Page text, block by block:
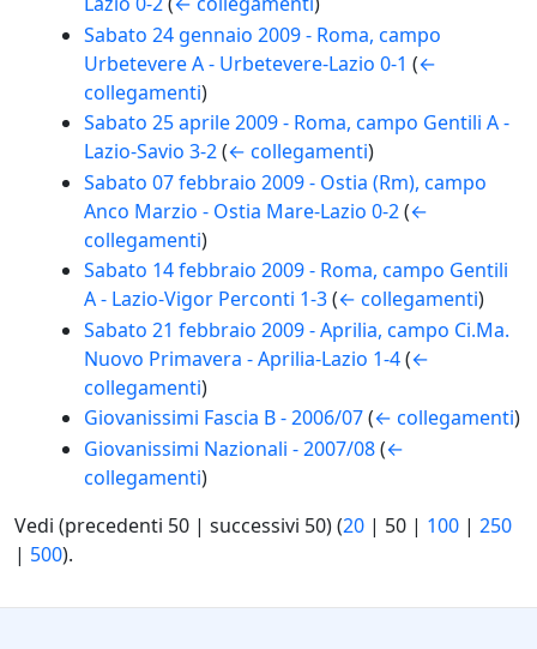
Sabato 24 gennaio 2009 - Roma, campo
Urbetevere A - Urbetevere-Lazio 0-1 (←
collegamenti)
Sabato 25 aprile 2009 - Roma, campo Gentili A -
Lazio-Savio 3-2 (← collegamenti)
Sabato 07 febbraio 2009 - Ostia (Rm), campo
Anco Marzio - Ostia Mare-Lazio 0-2 (←
collegamenti)
Sabato 14 febbraio 2009 - Roma, campo Gentili
A - Lazio-Vigor Perconti 1-3 (← collegamenti)
Sabato 21 febbraio 2009 - Aprilia, campo Ci.Ma.
Nuovo Primavera - Aprilia-Lazio 1-4 (←
collegamenti)
Giovanissimi Fascia B - 2006/07 (← collegamenti)
Giovanissimi Nazionali - 2007/08 (←
collegamenti)
Vedi (precedenti 50 | successivi 50) (20 | 50 | 100 | 250
| 500).